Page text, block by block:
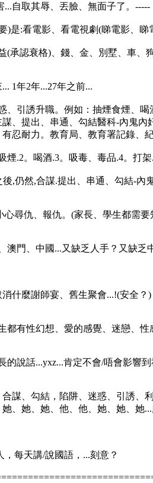
...自取其辱、丟臉、無面子了。-----
)是:看電影、看電視劇(睇電影、
(承認衰格)、錢、金、別墅、車、
1年2年...27年之前...
、引誘升職。例如：抽煙食煙、
、提出、串通、勾結醫科-內鬼內
忍耐力。教育局、教育署記錄、紀
煙.2。喝酒.3。吸毒、毒品.4。打
,仍然,合謀.提出、串通、勾結-內
心尋仇、報仇。(家長、學生都需
門、中國...又缺乏人手？又缺乏
什麼謝師宴、舊生聚會...!(安全？)
都有性幻想、愛的感覺、迷戀、
的說話...yxz...肯定不會/唔會影響到
謀、勾結，陷阱、迷惑、引誘、
、她、她、他、他、她、她、她
，每天講/說國語，...刻意？